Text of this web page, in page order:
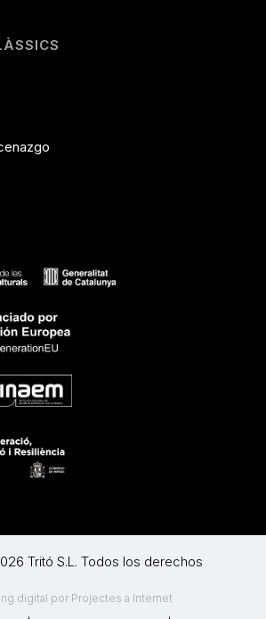
Tritó S.L. Todos los derechos
digital por Projectes a Internet